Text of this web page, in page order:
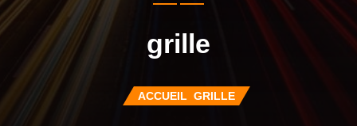
grille
ACCUEIL GRILLE